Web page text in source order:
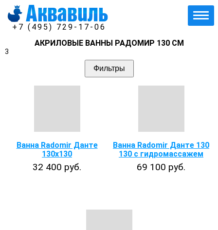
+7 (495) 729-17-06
АКРИЛОВЫЕ ВАННЫ РАДОМИР 130 СМ
3
Фильтры
Ванна Radomir Данте
130х130
32 400 руб.
Ванна Radomir Данте 130
130 с гидромассажем
69 100 руб.